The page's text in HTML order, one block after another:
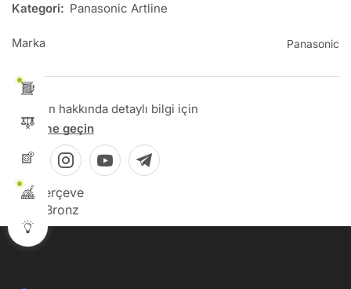
Kategori: Panasonic Artline
Marka Panasonic
Bu ürün hakkında detaylı bilgi için
İletişime geçin
Tip: Çerçeve
Renk: Bronz